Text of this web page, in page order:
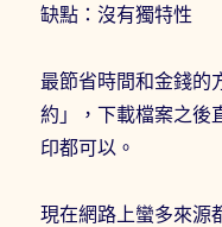
缺點：沒有獨特性
最節省時間和金錢的
約」，下載檔案之後
印都可以。
現在網路上蠻多來源